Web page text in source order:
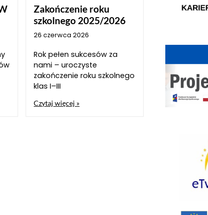
Zakończenie roku
szkolnego 2025/2026
26 czerwca 2026
Rok pełen sukcesów za
nami – uroczyste
zakończenie roku szkolnego
klas I–III
Czytaj więcej »